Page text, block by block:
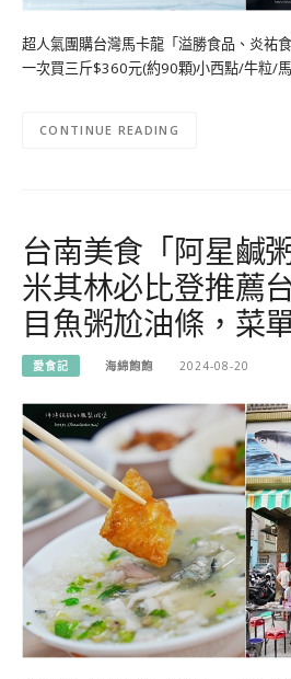
超人氣團購台灣馬卡龍「溢勝食品、炎祐
一次買三斤$360元(約90顆)小西點/牛粒/
CONTINUE READING
台南美食「阿星鹹
米其林必比登推薦
目魚粥尬油條，菜
愛食記 海綿飽飽 2024-08-20